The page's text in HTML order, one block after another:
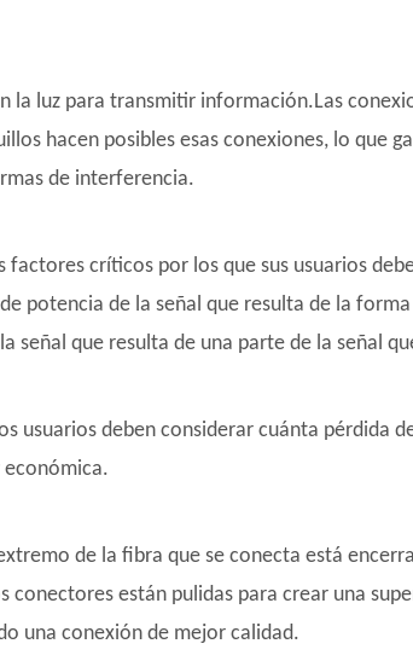
la luz para transmitir información.Las
hacen posibles esas conexiones, lo que
de interferencia.
factores críticos por los que sus usuarios
potencia de la señal que resulta de la
señal que resulta de una parte de la señal
usuarios deben considerar cuánta pérdida
económica.
de la fibra que se conecta está
conectores están pulidas para crear una
una conexión de mejor calidad.